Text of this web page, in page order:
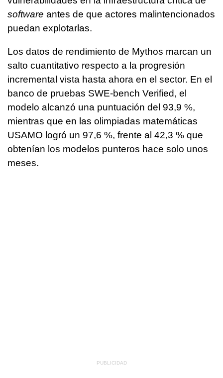
software antes de que actores malintencionados
puedan explotarlas.
Los datos de rendimiento de Mythos marcan un
salto cuantitativo respecto a la progresión
incremental vista hasta ahora en el sector. En el
banco de pruebas SWE-bench Verified, el
modelo alcanzó una puntuación del 93,9 %,
mientras que en las olimpiadas matemáticas
USAMO logró un 97,6 %, frente al 42,3 % que
obtenían los modelos punteros hace solo unos
meses.